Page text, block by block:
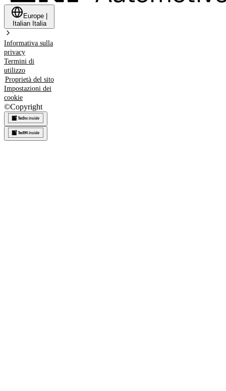
Europe
Italian Italia
Informativa sulla
privacy
Termini di
utilizzo
Proprietà del sito
Impostazioni dei
cookie
©Copyright